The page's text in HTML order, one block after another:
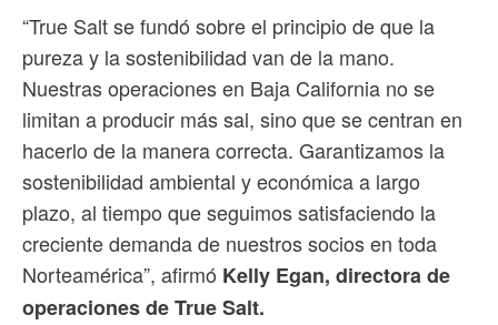
“True Salt se fundó sobre el principio de que la
pureza y la sostenibilidad van de la mano.
Nuestras operaciones en Baja California no se
limitan a producir más sal, sino que se centran en
hacerlo de la manera correcta. Garantizamos la
sostenibilidad ambiental y económica a largo
plazo, al tiempo que seguimos satisfaciendo la
creciente demanda de nuestros socios en toda
Norteamérica”, afirmó Kelly Egan, directora de
operaciones de True Salt.